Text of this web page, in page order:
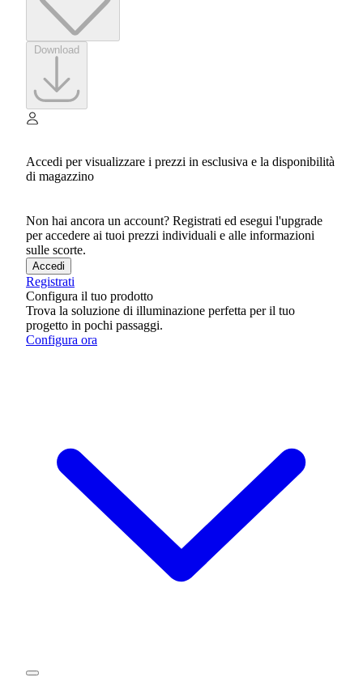
Accedi per visualizzare i prezzi in esclusiva e la disponibilità
di magazzino
Non hai ancora un account? Registrati ed esegui l'upgrade
per accedere ai tuoi prezzi individuali e alle informazioni
sulle scorte.
Accedi
Registrati
Configura il tuo prodotto
Trova la soluzione di illuminazione perfetta per il tuo
progetto in pochi passaggi.
Configura ora